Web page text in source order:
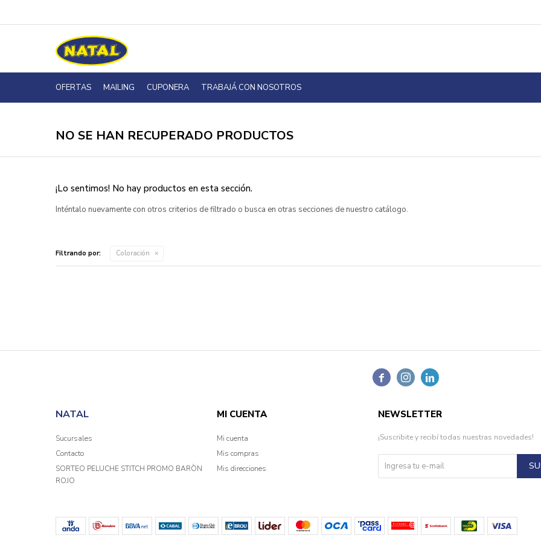
OFERTAS MAILING CUPONERA TRABAJÁ CON NOSOTROS
NO SE HAN RECUPERADO PRODUCTOS
¡Lo sentimos! No hay productos en esta sección.
Inténtalo nuevamente con otros criterios de filtrado o busca en otras secciones de nuestro catálogo.
Filtrando por: Coloración
  
NATAL
Sucursales
Contacto
SORTEO PELUCHE STITCH PROMO BARÒN
ROJO
MI CUENTA
Mi cuenta
Mis compras
Mis direcciones
NEWSLETTER
¡Suscribite y recibí todas nuestras novedades!